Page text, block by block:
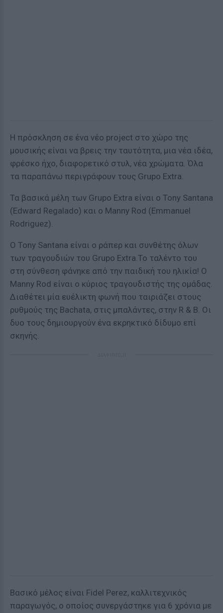
Η πρόσκληση σε ένα νέο project στο χώρο της
μουσικής είναι να βρεις την ταυτότητα, μια νέα ιδέα,
φρέσκο ήχο, διαφορετικό στυλ, νέα χρώματα. Όλα
τα παραπάνω περιγράφουν τους Grupo Extra.
Τα βασικά μέλη των Grupo Extra είναι ο Tony Santana
(Edward Regalado) και ο Manny Rod (Emmanuel
Rodriguez).
Ο Tony Santana είναι ο ράπερ και συνθέτης όλων
των τραγουδιών του Grupo Extra.Το ταλέντο του
στη σύνθεση φάνηκε από την παιδική του ηλικία! Ο
Manny Rod είναι ο κύριος τραγουδιστής της ομάδας.
Διαθέτει μία ευέλικτη φωνή που ταιριάζει στους
ρυθμούς της Bachata, στις μπαλάντες, στην R & B. Οι
δυο τους δημιουργούν ένα εκρηκτικό δίδυμο επί
σκηνής.
Βασικό μέλος είναι Fidel Perez, καλλιτεχνικός
παραγωγός, ο οποίος συνεργάστηκε για 6 χρόνια με